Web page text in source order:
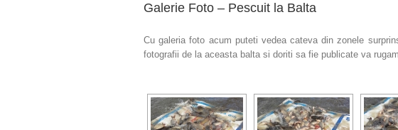
Galerie Foto – Pescuit la Balta
Cu galeria foto acum puteti vedea cateva din zonele
fotografii de la aceasta balta si doriti sa fie publicate va